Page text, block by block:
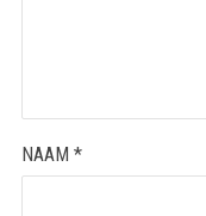
NAAM *